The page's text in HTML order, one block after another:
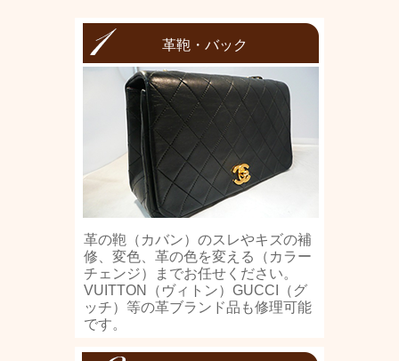
革鞄・バック
革の鞄（カバン）のスレやキズの補
修、変色、革の色を変える（カラー
チェンジ）までお任せください。
VUITTON（ヴィトン）GUCCI（グ
ッチ）等の革ブランド品も修理可能
です。